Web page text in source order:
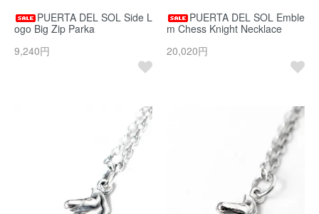
PUERTA DEL SOL Side L
ogo Big Zip Parka
9,240円
PUERTA DEL SOL Emble
m Chess Knight Necklace
20,020円